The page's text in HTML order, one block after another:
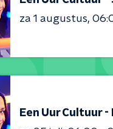
za 1 augustus
Een Uur Cultuur -